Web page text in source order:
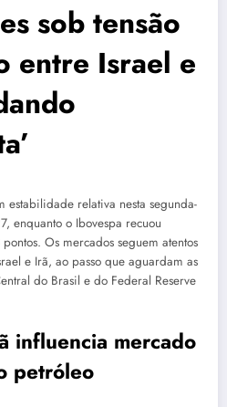
sob tensão
entre Israel e
relativa nesta segunda-
enquanto o Ibovespa recuou
Os mercados seguem atentos
e Irã, ao passo que aguardam as
do Brasil e do Federal Reserve
influencia mercado
petróleo